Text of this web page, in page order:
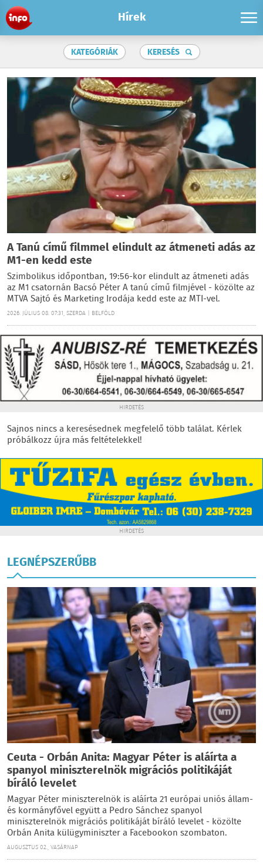
Hírek
KATEGÓRIÁK KERESÉS
A Tanú című filmmel elindult az átmeneti adás az
M1-en kedd este
Szimbolikus időpontban, 19:56-kor elindult az átmeneti adás
az M1 csatornán Bacsó Péter A tanú című filmjével - közölte az
MTVA Sajtó és Marketing Irodája kedd este az MTI-vel.
2026. JÚLIUS 08. 07:31, SZERDA | BELFÖLD
HIRDETÉS
Sajnos nincs a keresésednek megfelelő több találat. Kérlek
próbálkozz újra más feltételekkel!
HIRDETÉS
LEGNÉPSZERŰBB
Ceuta - Orbán Anita: Magyar Péter is aláírta a
spanyol miniszterelnök migrációs politikáját
bíráló levelet
Magyar Péter miniszterelnök is aláírta 21 európai uniós állam-
és kormányfővel együtt a Pedro Sánchez spanyol
miniszterelnök migrációs politikáját bíráló levelet - közölte
Orbán Anita külügyminiszter a Facebookon szombaton.
AUGUSZTUS 02., VASÁRNAP